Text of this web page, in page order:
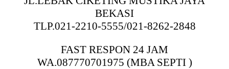
BEKASI
TLP.021-2210-5555/021-8262-2848
FAST RESPON 24 JAM
WA.087770701975 (MBA SEPTI )